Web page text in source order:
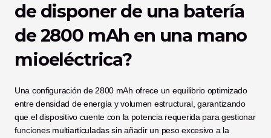
de disponer de una batería
de 2800 mAh en una mano
mioeléctrica?
Una configuración de 2800 mAh ofrece un equilibrio optimizado
entre densidad de energía y volumen estructural, garantizando
que el dispositivo cuente con la potencia requerida para gestionar
funciones multiarticuladas sin añadir un peso excesivo a la